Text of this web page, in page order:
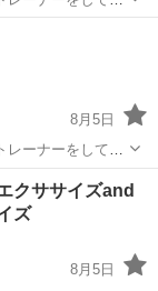
8月5日
レーナーをしてい
ッスン
クササイズand
ズ
8月5日